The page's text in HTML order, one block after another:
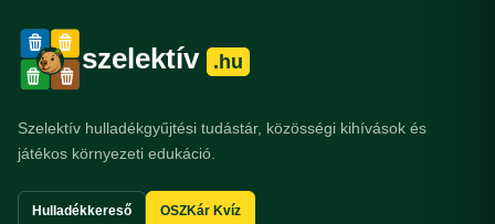
szelektív .hu
Szelektív hulladékgyűjtési tudástár, közösségi kihívások és
játékos környezeti edukáció.
Hulladékkereső OSZKár Kvíz